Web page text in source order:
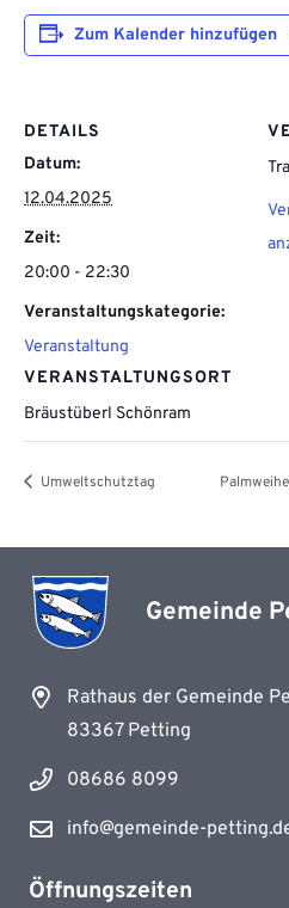
Zum Kalender hinzufügen
DETAILS
Datum:
12.04.2025
Zeit:
20:00 - 22:30
Veranstaltungskategorie:
Veranstaltung
VERANSTALTUNGSORT
Bräustüberl Schönram
Umweltschutztag
Gemeinde
Rathaus der Gemeinde
83367 Petting
08686 8099
info@gemeinde-
Öffnungszeiten